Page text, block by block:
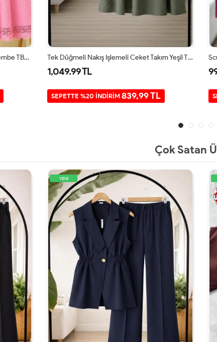
Yaka Fiyonklu Dantel Detaylı Takım Pembe TB80108 Tek Düğmeli Nakış Işlemeli Ceket Takım Yeşil TB8084
1,049.99 TL
SEPETTE %20 İNDİRİM 839,99 TL
Çok Satan
YENİ